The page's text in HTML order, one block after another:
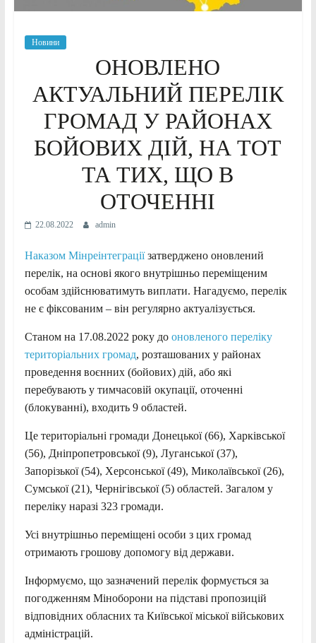
Новини
ОНОВЛЕНО
АКТУАЛЬНИЙ ПЕРЕЛІК
ГРОМАД У РАЙОНАХ
БОЙОВИХ ДІЙ, НА ТОТ
ТА ТИХ, ЩО В
ОТОЧЕННІ
22.08.2022 admin
Наказом Мінреінтеграціїзатверджено оновлений
перелік, на основі якого внутрішньо переміщеним
особам здійснюватимуть виплати. Нагадуємо, перелік
не є фіксованим – він регулярно актуалізується.
Станом на 17.08.2022 року до оновленого переліку
територіальних громад, розташованих у районах
проведення воєнних (бойових) дій, або які
перебувають у тимчасовій окупації, оточенні
(блокуванні), входить 9 областей.
Це територіальні громади Донецької (66), Харківської
(56), Дніпропетровської (9), Луганської (37),
Запорізької (54), Херсонської (49), Миколаївської (26),
Сумської (21), Чернігівської (5) областей. Загалом у
переліку наразі 323 громади.
Усі внутрішньо переміщені особи з цих громад
отримають грошову допомогу від держави.
Інформуємо, що зазначений перелік формується за
погодженням Міноборони на підставі пропозицій
відповідних обласних та Київської міської військових
адміністрацій.